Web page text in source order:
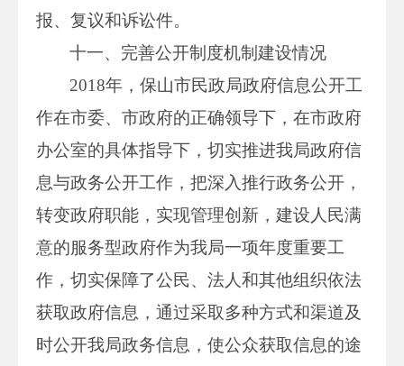
报、复议和诉讼件。
十一、完善公开制度机制建设情况
2018年，保山市民政局政府信息公开工
作在市委、市政府的正确领导下，在市政府
办公室的具体指导下，切实推进我局政府信
息与政务公开工作，把深入推行政务公开，
转变政府职能，实现管理创新，建设人民满
意的服务型政府作为我局一项年度重要工
作，切实保障了公民、法人和其他组织依法
获取政府信息，通过采取多种方式和渠道及
时公开我局政务信息，使公众获取信息的途